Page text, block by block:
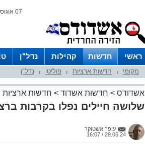
07 אוגוסט 2026 / 10:31
ראשי חדשות קהילות נדל"ן
מקומי חדשות ארציות פוליטי נדל"ן
אשדודס > חדשות אשדוד > חדשות ארציות
שלושה חיילים נפלו בקרבות
עופר אשטוקר
29.05.24 / 16:07